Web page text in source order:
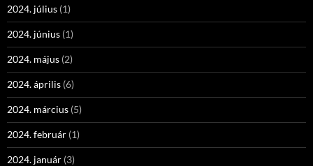
2024. július (1)
2024. június (1)
2024. május (2)
2024. április (6)
2024. március (5)
2024. február (1)
2024. január (3)